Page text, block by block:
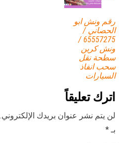
رقم ونش ابو
الحصاني /
65557275 /
ونش كرين
سطحة نقل
سحب انفاذ
السيارات
اترك تعليقاً
لن يتم نشر عنوان بريدك الإلكتروني.
بـ *